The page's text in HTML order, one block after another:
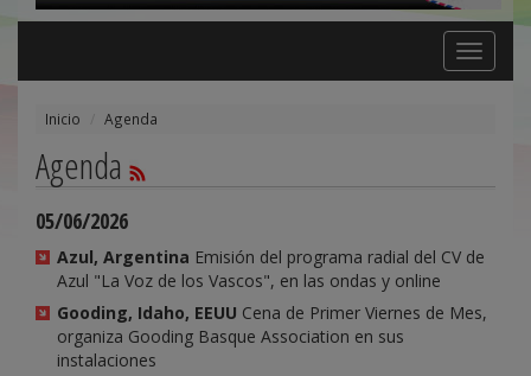
Toggle
navigation
Inicio Agenda
Agenda
05/06/2026
Azul, Argentina Emisión del programa radial del CV de
Azul "La Voz de los Vascos", en las ondas y online
Gooding, Idaho, EEUU Cena de Primer Viernes de Mes,
organiza Gooding Basque Association en sus
instalaciones